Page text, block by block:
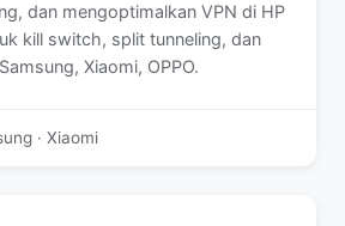
dan mengoptimalkan VPN di HP
kill switch, split tunneling, dan
Xiaomi, OPPO.
· Xiaomi